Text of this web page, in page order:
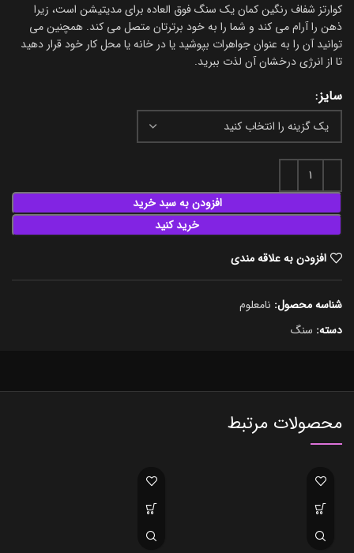
کوارتز شفاف رنگین کمان یک سنگ فوق العاده برای مدیتیشن است، زیرا
ذهن را آرام می کند و شما را به خود برترتان متصل می کند. همچنین می
توانید آن را به عنوان جواهرات بپوشید یا در خانه یا محل کار خود قرار دهید
تا از انرژی درخشان آن لذت ببرید.
سایز
افزودن به سبد خرید
خرید کنید
افزودن به علاقه مندی
شناسه محصول: نامعلوم
دسته: سنگ
محصولات مرتبط